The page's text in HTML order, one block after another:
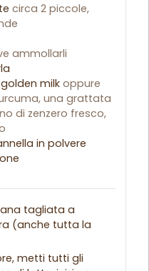
circa 2 piccole,
ammollarli
milk oppure
una grattata
di zenzero fresco,
in polvere
tagliata a
(anche tutta la
metti tutti gli